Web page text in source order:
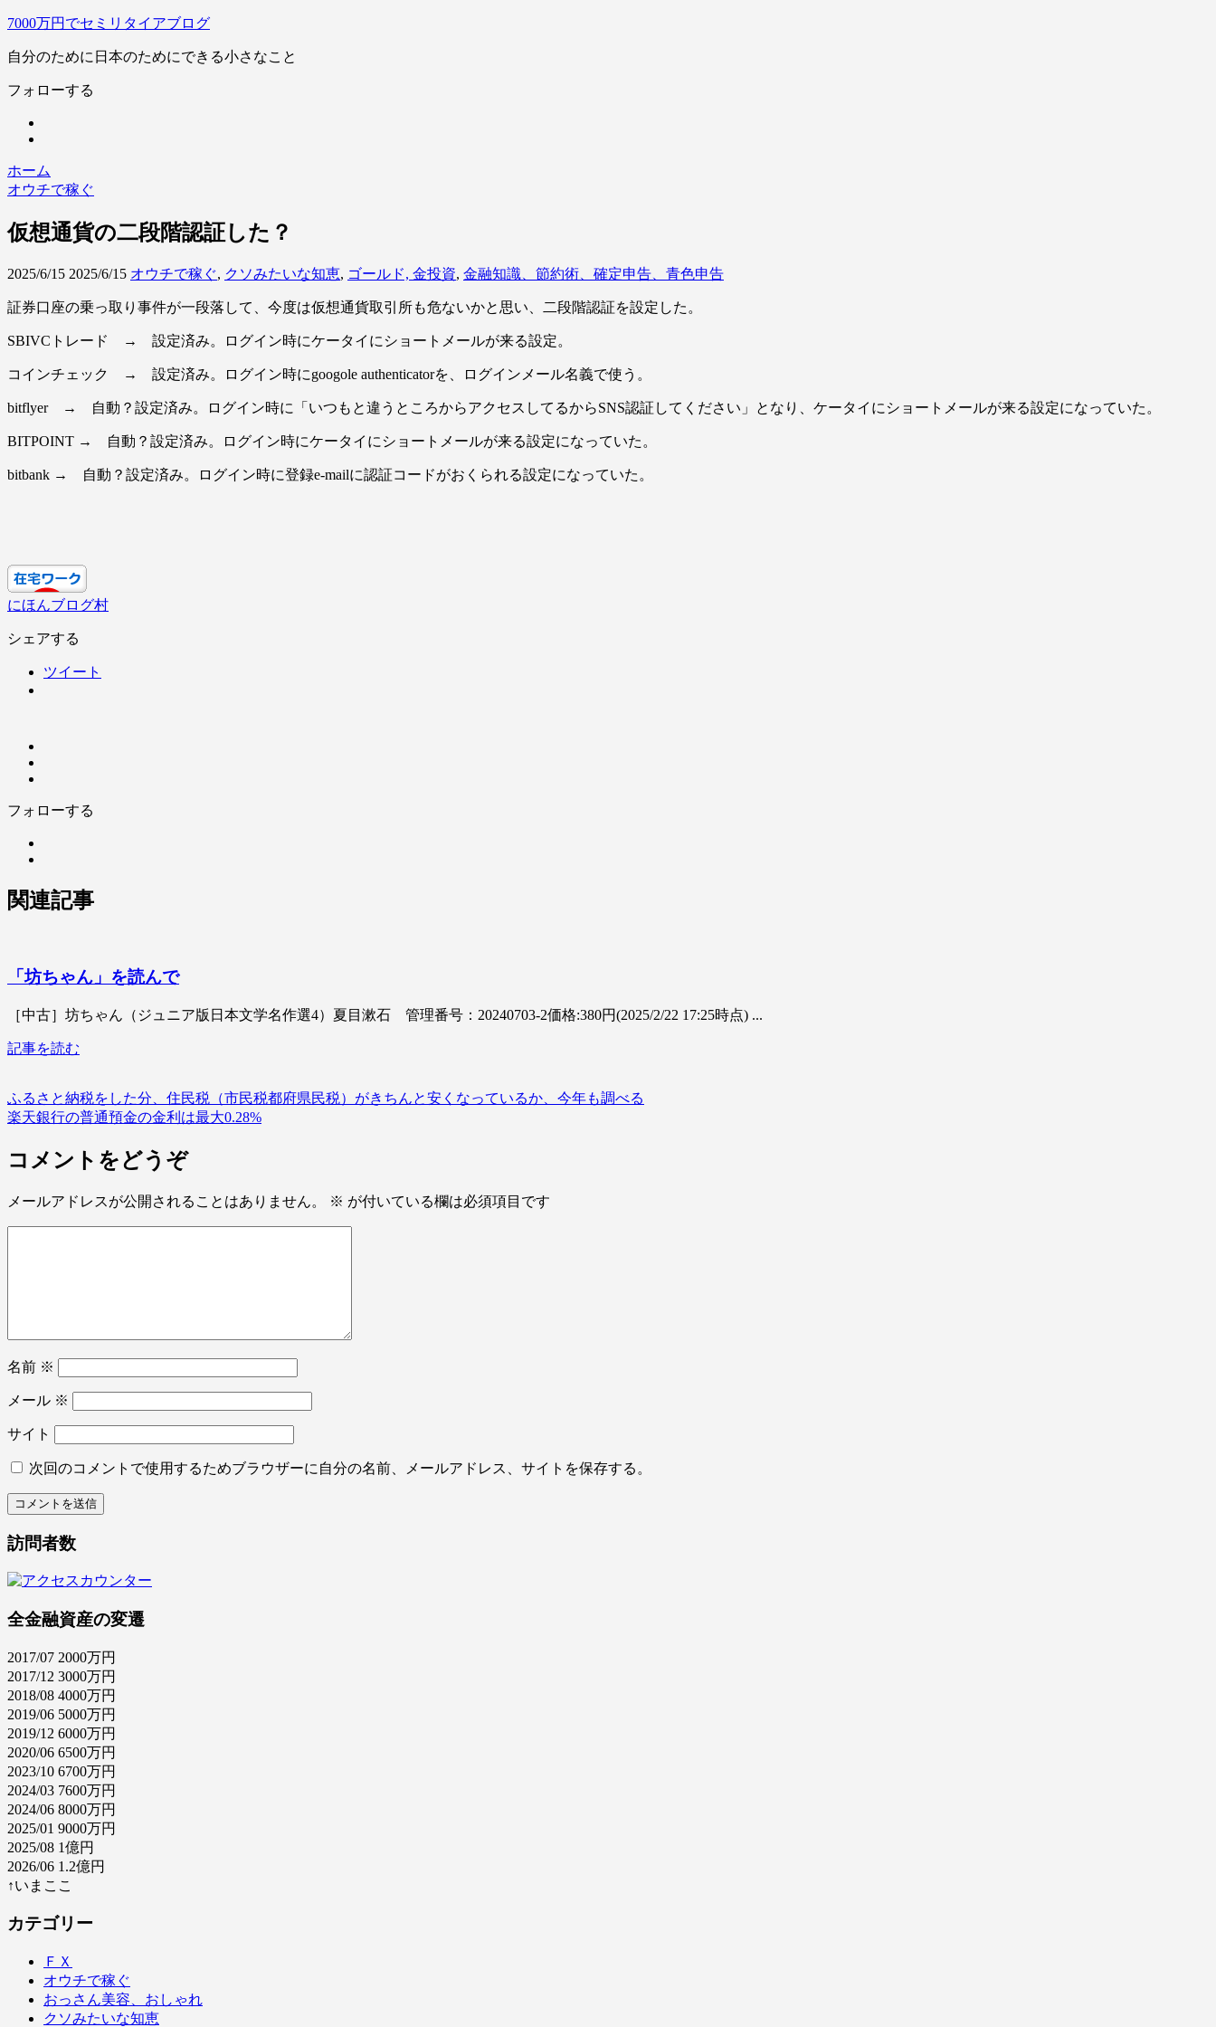
7000万円でセミリタイアブログ
自分のために日本のためにできる小さなこと
フォローする
ホーム
オウチで稼ぐ
仮想通貨の二段階認証した？
2025/6/15 2025/6/15 オウチで稼ぐ, クソみたいな知恵, ゴールド, 金投資, 金融知識、節約術、確定申告、青色申告
証券口座の乗っ取り事件が一段落して、今度は仮想通貨取引所も危ないかと思い、二段階認証を設定した。
SBIVCトレード → 設定済み。ログイン時にケータイにショートメールが来る設定。
コインチェック → 設定済み。ログイン時にgoogole authenticatorを、ログインメール名義で使う。
bitflyer → 自動？設定済み。ログイン時に「いつもと違うところからアクセスしてるからSNS認証してください」となり、ケータイにショートメールが来る設定になっていた。
BITPOINT → 自動？設定済み。ログイン時にケータイにショートメールが来る設定になっていた。
bitbank → 自動？設定済み。ログイン時に登録e-mailに認証コードがおくられる設定になっていた。
にほんブログ村
シェアする
ツイート
フォローする
関連記事
「坊ちゃん」を読んで
［中古］坊ちゃん（ジュニア版日本文学名作選4）夏目漱石 管理番号：20240703-2価格:380円(2025/2/22 17:25時点) ...
記事を読む
ふるさと納税をした分、住民税（市民税都府県民税）がきちんと安くなっているか、今年も調べる
楽天銀行の普通預金の金利は最大0.28%
コメントをどうぞ
メールアドレスが公開されることはありません。 ※ が付いている欄は必須項目です
名前 ※
メール ※
サイト
次回のコメントで使用するためブラウザーに自分の名前、メールアドレス、サイトを保存する。
訪問者数
全金融資産の変遷
2017/07 2000万円
2017/12 3000万円
2018/08 4000万円
2019/06 5000万円
2019/12 6000万円
2020/06 6500万円
2023/10 6700万円
2024/03 7600万円
2024/06 8000万円
2025/01 9000万円
2025/08 1億円
2026/06 1.2億円
↑いまここ
カテゴリー
ＦＸ
オウチで稼ぐ
おっさん美容、おしゃれ
クソみたいな知恵